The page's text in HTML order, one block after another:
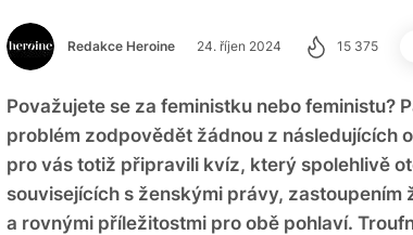
Redakce Heroine 24. říjen 2024 15 375
Považujete se za feministku nebo feministu?
problém zodpovědět žádnou z následujících
pro vás totiž připravili kvíz, který spolehlivě
souvisejících s ženskými právy, zastoupením
a rovnými příležitostmi pro obě pohlaví.